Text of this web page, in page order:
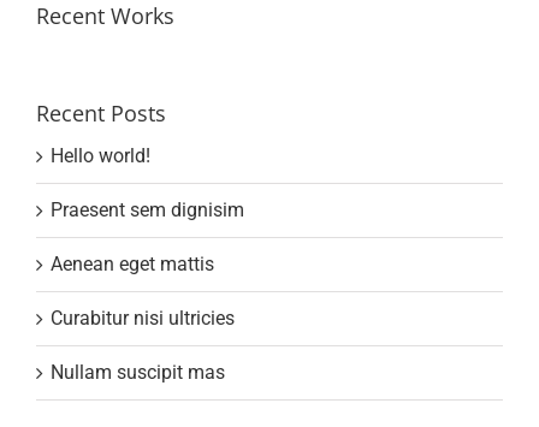
Recent Works
Recent Posts
Hello world!
Praesent sem dignisim
Aenean eget mattis
Curabitur nisi ultricies
Nullam suscipit mas